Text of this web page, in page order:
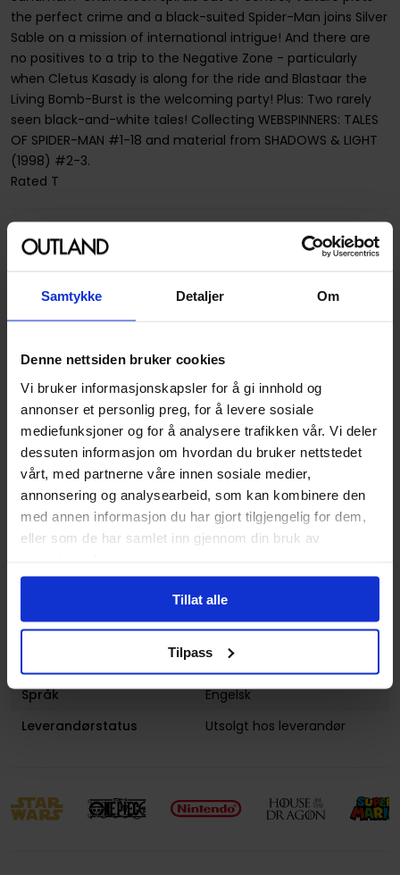
Samtykke Detaljer Om
Denne nettsiden bruker cookies
Vi bruker informasjonskapsler for å gi innhold og
annonser et personlig preg, for å levere sosiale
mediefunksjoner og for å analysere trafikken vår. Vi deler
dessuten informasjon om hvordan du bruker nettstedet
vårt, med partnerne våre innen sosiale medier,
annonsering og analysearbeid, som kan kombinere den
med annen informasjon du har gjort tilgjengelig for dem,
eller som de har samlet inn gjennom din bruk av
Tillat alle
Tilpass
the perfect crime and a black-suited Spider-Man joins Silver
Sable on a mission of international intrigue! And there are
no positives to a trip to the Negative Zone - particularly
when Cletus Kasady is along for the ride and Blastaar the
Living Bomb-Burst is the welcoming party! Plus: Two rarely
seen black-and-white tales! Collecting WEBSPINNERS: TALES
OF SPIDER-MAN #1-18 and material from SHADOWS & LIGHT
(1998) #2-3.
Rated T
Spesifikasjoner
Forfattere
Eric Stephenson,J M
DematteisogJoe Kelly
Genre
Superhelt
Antall Sider
480
Utgiver
Marvel Comics
Voksen
Illustrasjoner
1 Illustrations
Paperback
Språk
Engelsk
Leverandørstatus
Utsolgt hos leverandør